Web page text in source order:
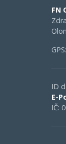
FN
ID
E-
IČ: